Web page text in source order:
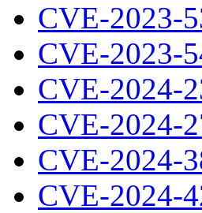
CVE-2023-
CVE-2023-
CVE-2024-
CVE-2024-
CVE-2024-
CVE-2024-